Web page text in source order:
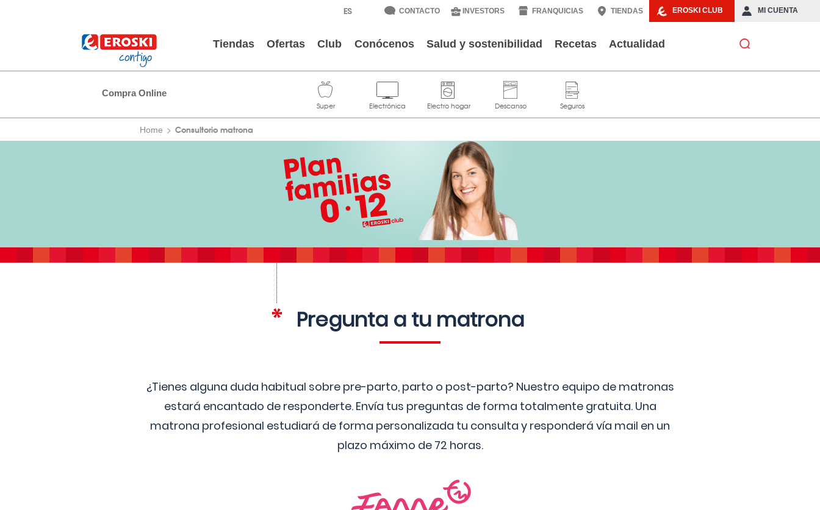
EROSKI CLUB MI CUENTA
CONTACTO INVESTORS FRANQUICIAS TIENDAS
Tiendas Ofertas Club Conócenos Salud y sostenibilidad Recetas Actualidad
Compra Online
Home Consultorio matrona
Pregunta a tu matrona
¿Tienes alguna duda habitual sobre pre-parto, parto o post-parto? Nuestro equipo de matronas
estará encantado de responderte. Envía tus preguntas de forma totalmente gratuita. Una
matrona profesional estudiará de forma personalizada tu consulta y responderá vía mail en un
plazo máximo de 72 horas.